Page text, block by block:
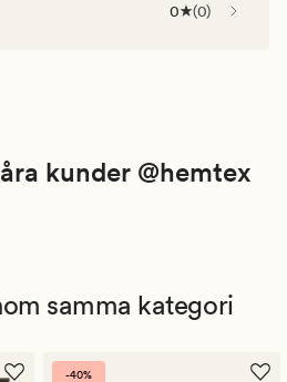
0 (0)
kunder @hemtex
samma kategori
-40%